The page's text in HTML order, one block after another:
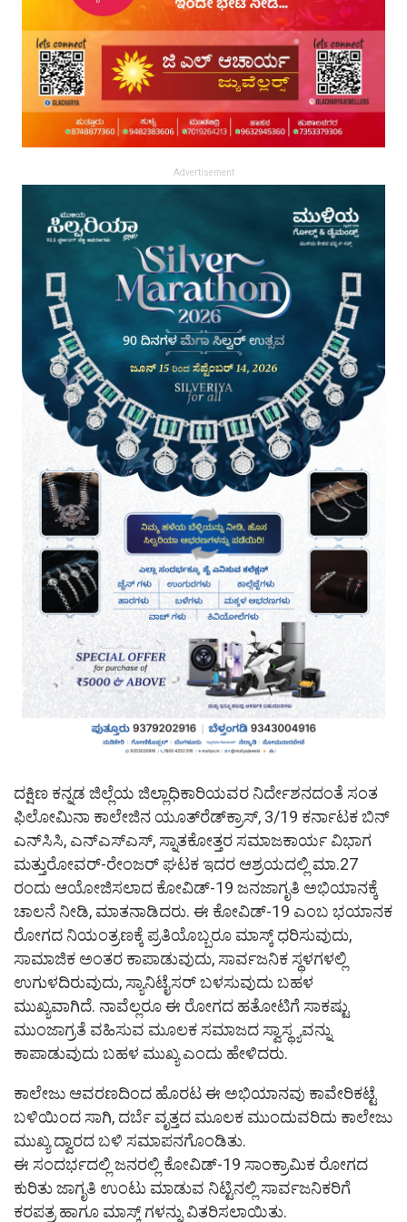
Advertisement
ದಕ್ಷಿಣ ಕನ್ನಡ ಜಿಲ್ಲೆಯ ಜಿಲ್ಲಾಧಿಕಾರಿಯವರ ನಿರ್ದೇಶನದಂತೆ ಸಂತ
ಫಿಲೋಮಿನಾ ಕಾಲೇಜಿನ ಯೂತ್‍ರೆಡ್‍ಕ್ರಾಸ್, 3/19 ಕರ್ನಾಟಕ ಬಿನ್
ಎನ್‍ಸಿಸಿ, ಎನ್‍ಎಸ್‍ಎಸ್, ಸ್ನಾತಕೋತ್ತರ ಸಮಾಜಕಾರ್ಯ ವಿಭಾಗ
ಮತ್ತುರೋವರ್-ರೇಂಜರ್ ಘಟಕ ಇದರ ಆಶ್ರಯದಲ್ಲಿ ಮಾ.27
ರಂದು ಆಯೋಜಿಸಲಾದ ಕೋವಿಡ್-19 ಜನಜಾಗೃತಿ ಅಭಿಯಾನಕ್ಕೆ
ಚಾಲನೆ ನೀಡಿ, ಮಾತನಾಡಿದರು. ಈ ಕೋವಿಡ್-19 ಎಂಬ ಭಯಾನಕ
ರೋಗದ ನಿಯಂತ್ರಣಕ್ಕೆ ಪ್ರತಿಯೊಬ್ಬರೂ ಮಾಸ್ಕ್ ಧರಿಸುವುದು,
ಸಾಮಾಜಿಕ ಅಂತರ ಕಾಪಾಡುವುದು, ಸಾರ್ವಜನಿಕ ಸ್ಥಳಗಳಲ್ಲಿ
ಉಗುಳದಿರುವುದು, ಸ್ಯಾನಿಟೈಸರ್ ಬಳಸುವುದು ಬಹಳ
ಮುಖ್ಯವಾಗಿದೆ. ನಾವೆಲ್ಲರೂ ಈ ರೋಗದ ಹತೋಟಿಗೆ ಸಾಕಷ್ಟು
ಮುಂಜಾಗ್ರತೆ ವಹಿಸುವ ಮೂಲಕ ಸಮಾಜದ ಸ್ವಾಸ್ಥ್ಯವನ್ನು
ಕಾಪಾಡುವುದು ಬಹಳ ಮುಖ್ಯ ಎಂದು ಹೇಳಿದರು.
ಕಾಲೇಜು ಆವರಣದಿಂದ ಹೊರಟ ಈ ಅಭಿಯಾನವು ಕಾವೇರಿಕಟ್ಟೆ
ಬಳಿಯಿಂದ ಸಾಗಿ, ದರ್ಬೆ ವೃತ್ತದ ಮೂಲಕ ಮುಂದುವರಿದು ಕಾಲೇಜು
ಮುಖ್ಯ ದ್ವಾರದ ಬಳಿ ಸಮಾಪನಗೊಂಡಿತು.
ಈ ಸಂದರ್ಭದಲ್ಲಿ ಜನರಲ್ಲಿ ಕೋವಿಡ್-19 ಸಾಂಕ್ರಾಮಿಕ ರೋಗದ
ಕುರಿತು ಜಾಗೃತಿ ಉಂಟು ಮಾಡುವ ನಿಟ್ಟಿನಲ್ಲಿ ಸಾರ್ವಜನಿಕರಿಗೆ
ಕರಪತ್ರ ಹಾಗೂ ಮಾಸ್ಕ್ ಗಳನ್ನು ವಿತರಿಸಲಾಯಿತು.